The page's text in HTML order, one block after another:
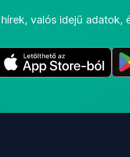
valós idejű adatok,